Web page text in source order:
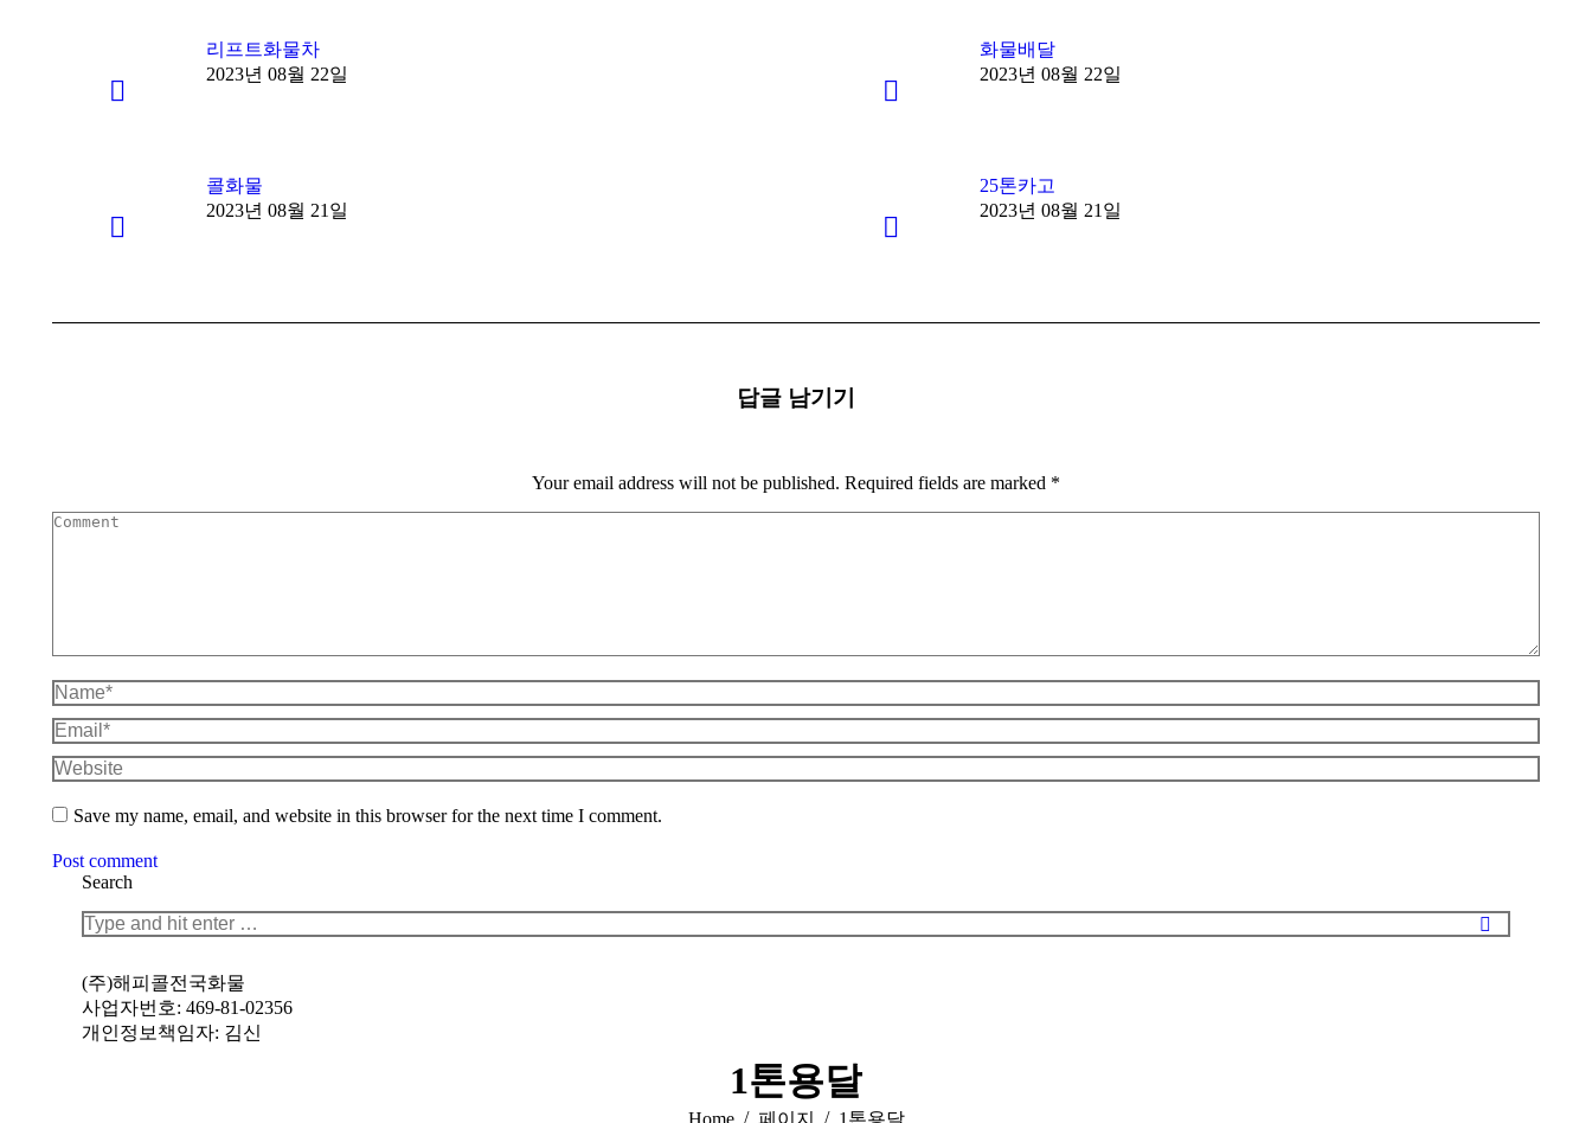
리프트화물차
2023년 08월 22일
화물배달
2023년 08월 22일
콜화물
2023년 08월 21일
25톤카고
2023년 08월 21일
답글 남기기
Your email address will not be published. Required fields are marked *
Comment
Name *
Email *
Website
Save my name, email, and website in this browser for the next time I comment.
Post comment
Search
Search:
(주)해피콜전국화물
사업자번호: 469-81-02356
개인정보책임자: 김신
1톤용달
You are here:
Home 페이지 1톤용달